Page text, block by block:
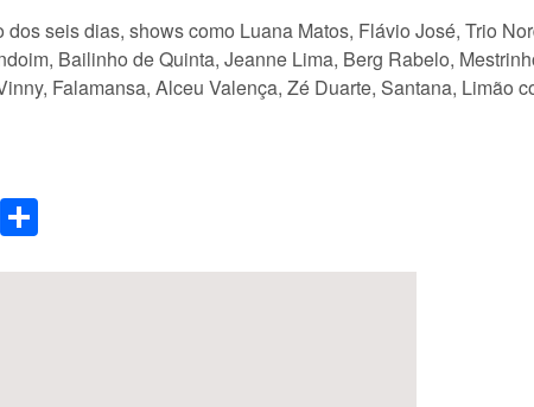
seis dias, shows como Luana Matos, Flávio José, Trio
Bailinho de Quinta, Jeanne Lima, Berg Rabelo,
Falamansa, Alceu Valença, Zé Duarte, Santana, Limão
Copy
Link